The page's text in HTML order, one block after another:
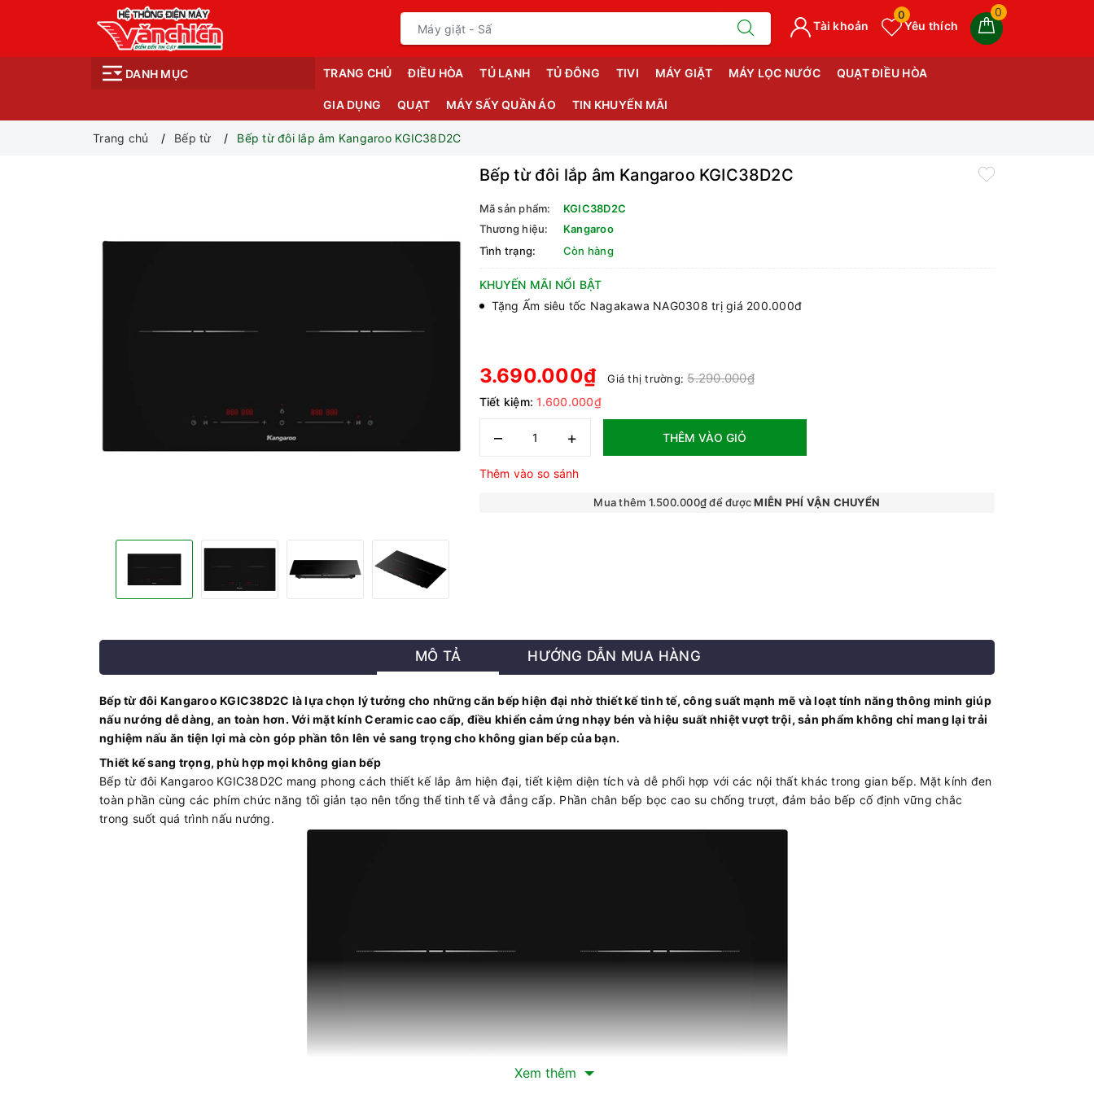
0
Yêu thích
0
Tài khoản
DANH MỤC TRANG CHỦ ĐIỀU HÒA TỦ LẠNH TỦ ĐÔNG TIVI MÁY GIẶT MÁY LỌC NƯỚC QUẠT ĐIỀU HÒA
GIA DỤNG QUẠT MÁY SẤY QUẦN ÁO TIN KHUYẾN MÃI
Trang chủ Bếp từ Bếp từ đôi lắp âm Kangaroo KGIC38D2C
Bếp từ đôi lắp âm Kangaroo KGIC38D2C
Mã sản phẩm:
KGIC38D2C
Thương hiệu:
Kangaroo
Tình trạng:
Còn hàng
KHUYẾN MÃI NỔI BẬT
Tặng Ấm siêu tốc Nagakawa NAG0308 trị giá 200.000đ
3.690.000₫ Giá thị trường:5.290.000₫
Tiết kiệm:1.600.000₫
– + THÊM VÀO GIỎ
Thêm vào so sánh
Mua thêm 1.500.000₫ để đượcMIỄN PHÍ VẬN CHUYỂN
MÔ TẢ HƯỚNG DẪN MUA HÀNG
Bếp từ đôi Kangaroo KGIC38D2C là lựa chọn lý tưởng cho những căn bếp hiện đại nhờ thiết kế tinh tế, công suất mạnh mẽ và loạt tính năng thông minh giúp
nấu nướng dễ dàng, an toàn hơn. Với mặt kính Ceramic cao cấp, điều khiển cảm ứng nhạy bén và hiệu suất nhiệt vượt trội, sản phẩm không chỉ mang lại trải
nghiệm nấu ăn tiện lợi mà còn góp phần tôn lên vẻ sang trọng cho không gian bếp của bạn.
Thiết kế sang trọng, phù hợp mọi không gian bếp
Bếp từ đôi Kangaroo KGIC38D2C mang phong cách thiết kế lắp âm hiện đại, tiết kiệm diện tích và dễ phối hợp với các nội thất khác trong gian bếp. Mặt kính đen
toàn phần cùng các phím chức năng tối giản tạo nên tổng thể tinh tế và đẳng cấp. Phần chân bếp bọc cao su chống trượt, đảm bảo bếp cố định vững chắc
trong suốt quá trình nấu nướng.
Xem thêm